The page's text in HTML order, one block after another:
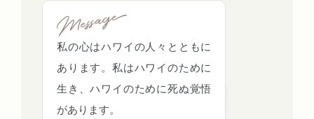
私の心はハワイの人々とともに
あります。私はハワイのために
生き、ハワイのために死ぬ覚悟
があります。